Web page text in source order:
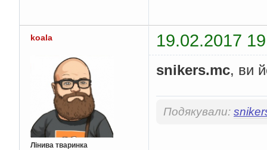
koala 19.02.2017
Лінива тваринка
snikers.mc, ви
Подякували: